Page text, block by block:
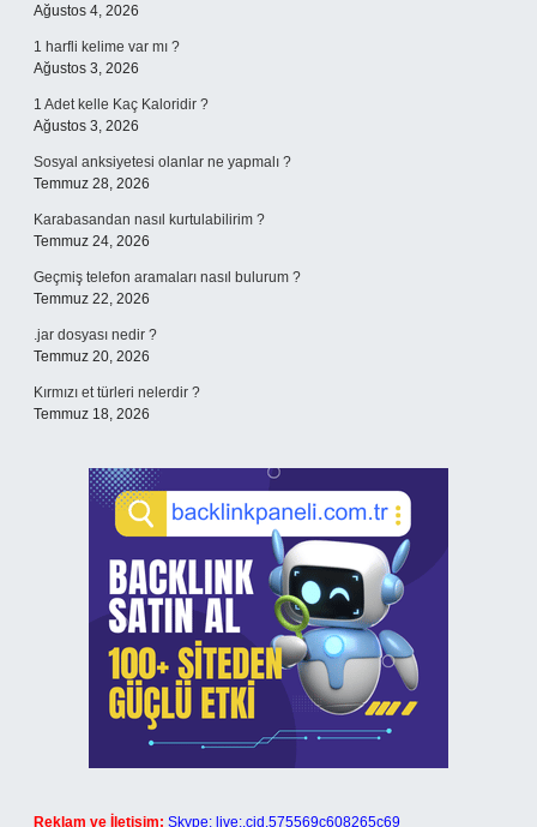
Ağustos 4, 2026
1 harfli kelime var mı ?
Ağustos 3, 2026
1 Adet kelle Kaç Kaloridir ?
Ağustos 3, 2026
Sosyal anksiyetesi olanlar ne yapmalı ?
Temmuz 28, 2026
Karabasandan nasıl kurtulabilirim ?
Temmuz 24, 2026
Geçmiş telefon aramaları nasıl bulurum ?
Temmuz 22, 2026
.jar dosyası nedir ?
Temmuz 20, 2026
Kırmızı et türleri nelerdir ?
Temmuz 18, 2026
Reklam ve İletişim: Skype: live:.cid.575569c608265c69